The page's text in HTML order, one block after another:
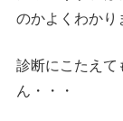
のかよくわかり
診断にこたえて
ん・・・